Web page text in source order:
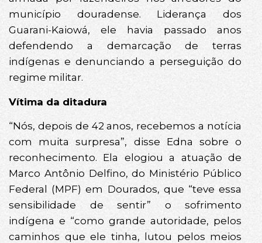
município douradense. Liderança dos
Guarani-Kaiowá, ele havia passado anos
defendendo a demarcação de terras
indígenas e denunciando a perseguição do
regime militar.
Vítima da ditadura
“Nós, depois de 42 anos, recebemos a notícia
com muita surpresa”, disse Edna sobre o
reconhecimento. Ela elogiou a atuação de
Marco Antônio Delfino, do Ministério Público
Federal (MPF) em Dourados, que “teve essa
sensibilidade de sentir” o sofrimento
indígena e “como grande autoridade, pelos
caminhos que ele tinha, lutou pelos meios